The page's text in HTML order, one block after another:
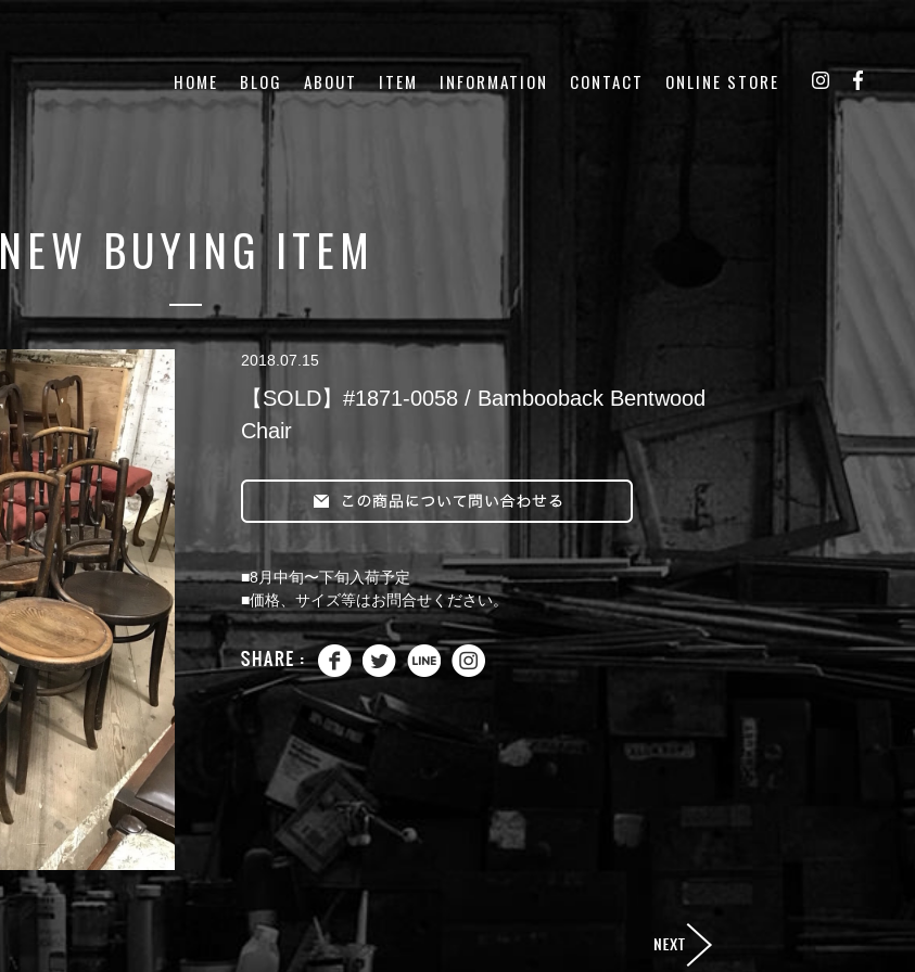
HOME BLOG ABOUT ITEM INFORMATION CONTACT ONLINE STORE
NEW BUYING ITEM
2018.07.15
【SOLD】#1871-0058 / Bambooback Bentwood
Chair
■8月中旬〜下旬入荷予定
■価格、サイズ等はお問合せください。